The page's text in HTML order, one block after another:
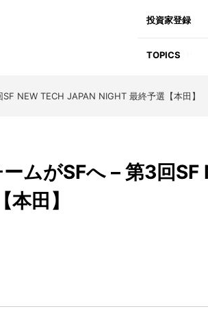
投資家登録
TOPICS
NEW TECH JAPAN NIGHT 最終予選【本田】
ームがSFへ – 第3回
田】